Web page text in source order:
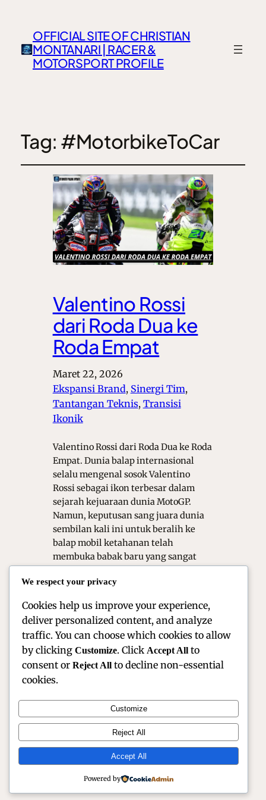
OFFICIAL SITE OF CHRISTIAN
MONTANARI | RACER &
MOTORSPORT PROFILE
Tag: #MotorbikeToCar
Valentino Rossi
dari Roda Dua ke
Roda Empat
Maret 22, 2026
Ekspansi Brand, Sinergi Tim ,
Tantangan Teknis, Transisi
Ikonik
Valentino Rossi dari Roda Dua ke Roda
Empat. Dunia balap internasional
selalu mengenal sosok Valentino
Rossi sebagai ikon terbesar dalam
sejarah kejuaraan dunia MotoGP.
Namun, keputusan sang juara dunia
sembilan kali ini untuk beralih ke
balap mobil ketahanan telah
membuka babak baru yang sangat
tuntas mengenai transformasi karier,
Official Site of Christian Montanari | Racer &
Motorsport Profile
We respect your privacy
Cookies help us improve your experience,
deliver personalized content, and analyze
traffic. You can choose which cookies to allow
by clicking Customize. Click Accept All to
consent or Reject All to decline non-essential
cookies.
Customize
Reject All
Accept All
Powered by